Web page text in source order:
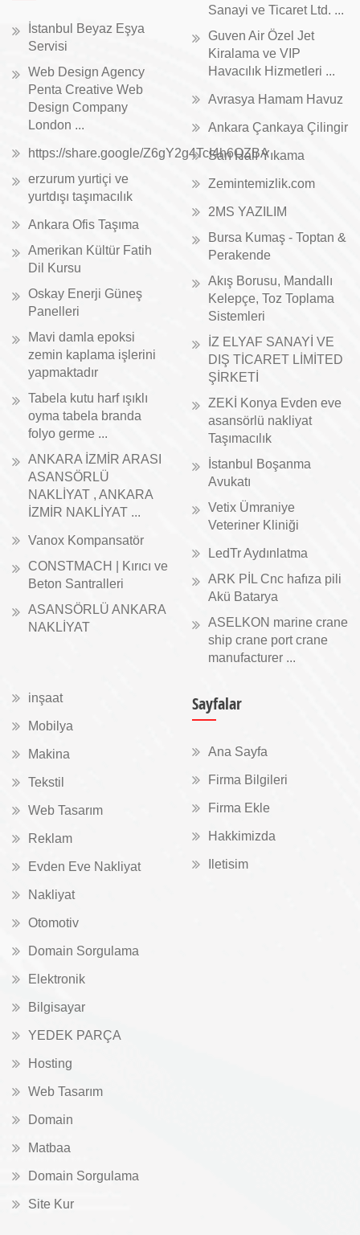
İstanbul Beyaz Eşya
Servisi
Web Design Agency
Penta Creative Web
Design Company
London ...
https://share.google/Z6gY2g4TcI4h6QZBA
erzurum yurtiçi ve
yurtdışı taşımacılık
Ankara Ofis Taşıma
Amerikan Kültür Fatih
Dil Kursu
Oskay Enerji Güneş
Panelleri
Mavi damla epoksi
zemin kaplama işlerini
yapmaktadır
Tabela kutu harf ışıklı
oyma tabela branda
folyo germe ...
ANKARA İZMİR ARASI
ASANSÖRLÜ
NAKLİYAT , ANKARA
İZMİR NAKLİYAT ...
Vanox Kompansatör
CONSTMACH | Kırıcı ve
Beton Santralleri
ASANSÖRLÜ ANKARA
NAKLİYAT
Sanayi ve Ticaret Ltd. ...
Guven Air Özel Jet
Kiralama ve VIP
Havacılık Hizmetleri ...
Avrasya Hamam Havuz
Ankara Çankaya Çilingir
Sarı Halı Yıkama
Zemintemizlik.com
2MS YAZILIM
Bursa Kumaş - Toptan &
Perakende
Akış Borusu, Mandallı
Kelepçe, Toz Toplama
Sistemleri
İZ ELYAF SANAYİ VE
DIŞ TİCARET LİMİTED
ŞİRKETİ
ZEKİ Konya Evden eve
asansörlü nakliyat
Taşımacılık
İstanbul Boşanma
Avukatı
Vetix Ümraniye
Veteriner Kliniği
LedTr Aydınlatma
ARK PİL Cnc hafıza pili
Akü Batarya
ASELKON marine crane
ship crane port crane
manufacturer ...
inşaat
Mobilya
Makina
Tekstil
Web Tasarım
Reklam
Evden Eve Nakliyat
Nakliyat
Otomotiv
Domain Sorgulama
Elektronik
Bilgisayar
YEDEK PARÇA
Hosting
Web Tasarım
Domain
Matbaa
Domain Sorgulama
Site Kur
Sayfalar
Ana Sayfa
Firma Bilgileri
Firma Ekle
Hakkimizda
Iletisim